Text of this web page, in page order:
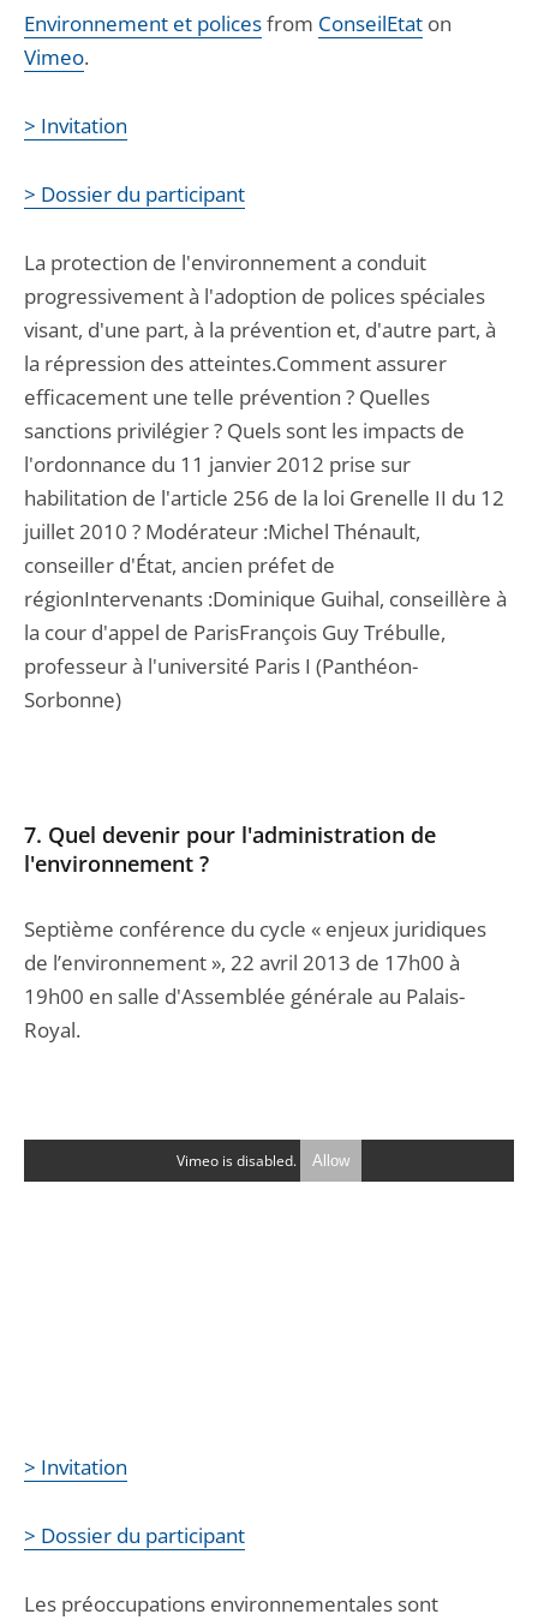
Environnement et policesfrom ConseilEtat on
Vimeo.
> Invitation
> Dossier du participant
La protection de l'environnement a conduit
progressivement à l'adoption de polices spéciales
visant, d'une part, à la prévention et, d'autre part, à
la répression des atteintes.Comment assurer
efficacement une telle prévention ? Quelles
sanctions privilégier ? Quels sont les impacts de
l'ordonnance du 11 janvier 2012 prise sur
habilitation de l'article 256 de la loi Grenelle II du 12
juillet 2010 ? Modérateur :Michel Thénault,
conseiller d'État, ancien préfet de
régionIntervenants :Dominique Guihal, conseillère à
la cour d'appel de ParisFrançois Guy Trébulle,
professeur à l'université Paris I (Panthéon-
Sorbonne)
7. Quel devenir pour l'administration de
l'environnement ?
Septième conférence du cycle « enjeux juridiques
de l’environnement », 22 avril 2013 de 17h00 à
19h00 en salle d'Assemblée générale au Palais-
Royal.
Vimeo is disabled. Allow
> Invitation
> Dossier du participant
Les préoccupations environnementales sont